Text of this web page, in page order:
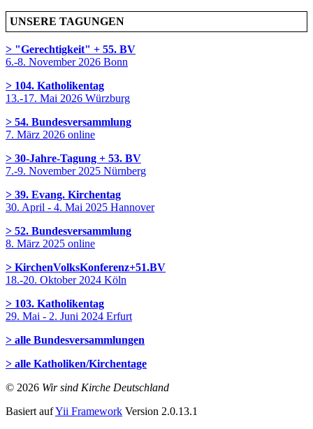
UNSERE TAGUNGEN
> "Gerechtigkeit" + 55. BV
6.-8. November 2026 Bonn
> 104. Katholikentag
13.-17. Mai 2026 Würzburg
> 54. Bundesversammlung
7. März 2026 online
> 30-Jahre-Tagung + 53. BV
7.-9. November 2025 Nürnberg
> 39. Evang. Kirchentag
30. April - 4. Mai 2025 Hannover
> 52. Bundesversammlung
8. März 2025 online
> KirchenVolksKonferenz+51.BV
18.-20. Oktober 2024 Köln
> 103. Katholikentag
29. Mai - 2. Juni 2024 Erfurt
> alle Bundesversammlungen
> alle Katholiken/Kirchentage
© 2026 Wir sind Kirche Deutschland
Basiert aufYii Framework Version 2.0.13.1